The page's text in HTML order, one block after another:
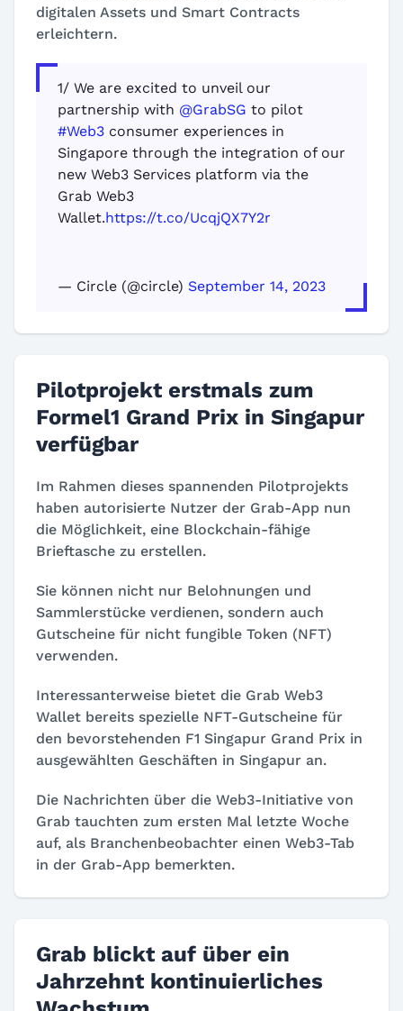
digitalen Assets und Smart Contracts
erleichtern.
1/ We are excited to unveil our
partnership with @GrabSG to pilot
#Web3 consumer experiences in
Singapore through the integration of our
new Web3 Services platform via the
Grab Web3
Wallet.https://t.co/UcqjQX7Y2r
— Circle (@circle) September 14, 2023
Pilotprojekt erstmals zum
Formel1 Grand Prix in Singapur
verfügbar
Im Rahmen dieses spannenden Pilotprojekts
haben autorisierte Nutzer der Grab-App nun
die Möglichkeit, eine Blockchain-fähige
Brieftasche zu erstellen.
Sie können nicht nur Belohnungen und
Sammlerstücke verdienen, sondern auch
Gutscheine für nicht fungible Token (NFT)
verwenden.
Interessanterweise bietet die Grab Web3
Wallet bereits spezielle NFT-Gutscheine für
den bevorstehenden F1 Singapur Grand Prix in
ausgewählten Geschäften in Singapur an.
Die Nachrichten über die Web3-Initiative von
Grab tauchten zum ersten Mal letzte Woche
auf, als Branchenbeobachter einen Web3-Tab
in der Grab-App bemerkten.
Grab blickt auf über ein
Jahrzehnt kontinuierliches